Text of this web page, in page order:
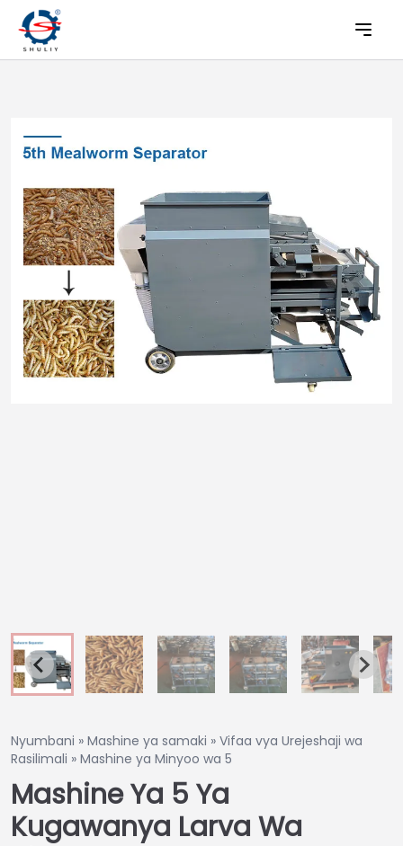
Nyumbani » Mashine ya samaki » Vifaa vya Urejeshaji wa
Rasilimali » Mashine ya Minyoo wa 5
Mashine Ya 5 Ya
Kugawanya Larva Wa